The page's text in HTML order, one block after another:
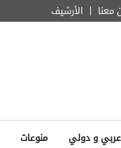
الأرشيف معنا
منوعات عربي و دولي